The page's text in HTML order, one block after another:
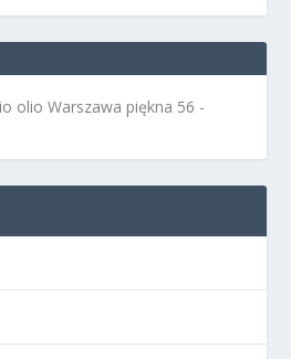
olio Warszawa piękna 56 -